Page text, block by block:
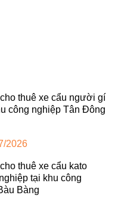
thuê xe cẩu người gí
công nghiệp Tân Đông
2026
thuê xe cẩu kato
tại khu công
Bàng